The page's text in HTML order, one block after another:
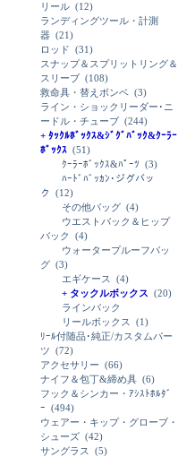
リール (12)
ランディングツール・計測
器 (21)
ロッド (31)
スナップ＆スプリットリング＆
スリーブ (108)
救命具・替えボンベ (3)
ライン・ショックリーダー･ニ
ードル・チューブ (244)
+ ﾀｯｸﾙﾎﾞｯｸｽ&ｼﾞｸﾞﾊﾞｯｸ&ｸｰﾗｰ
ﾎﾞｯｸｽ (51)
ｸｰﾗｰﾎﾞｯｸｽ&ﾊﾟｰﾂ (3)
ﾊｰﾄﾞﾊﾞｯｶﾝ･ジグバッ
ク
(12)
その他バッグ (4)
ウエストバック＆ヒップ
バック
(4)
ウォータープルーフバッ
グ (3)
エギケース
(4)
+ タックルボックス (20)
ラインバック
リールボックス
(1)
ﾘｰﾙ付随品･純正/カスタムパー
ツ (72)
アクセサリー (66)
ナイフ＆包丁&締め具 (6)
フック＆シンカー・ｱｼｽﾄﾎﾙﾀﾞ
ｰ (494)
ウェアー・キップ・グローブ・
シューズ (42)
サングラス
(5)